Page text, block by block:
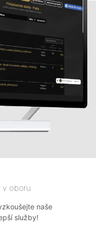
oboru
naše
služby!